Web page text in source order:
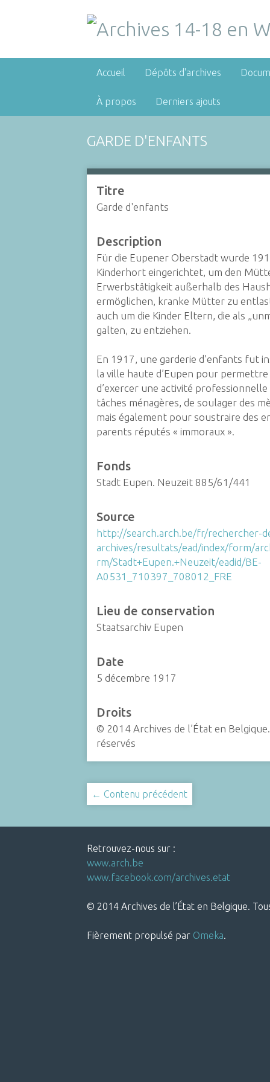
Accueil Dépôts d'archives
À propos Derniers ajouts
GARDE D'ENFANTS
Titre
Garde d'enfants
Description
Für die Eupener Oberstadt wurde
Kinderhort eingerichtet, um den
Erwerbstätigkeit außerhalb des
ermöglichen, kranke Mütter zu
auch um die Kinder Eltern, die als
galten, zu entziehen.
En 1917, une garderie d’enfants fut
la ville haute d’Eupen pour permettre
d’exercer une activité professionnelle
tâches ménagères, de soulager des
mais également pour soustraire des
parents réputés « immoraux ».
Fonds
Stadt Eupen. Neuzeit 885/61/441
Source
http://search.arch.be/fr/rechercher-
archives/resultats/ead/index/form/
rm/Stadt+Eupen.+Neuzeit/eadid/BE-
A0531_710397_708012_FRE
Lieu de conservation
Staatsarchiv Eupen
Date
5 décembre 1917
Droits
© 2014 Archives de l’État en
réservés
← Contenu précédent
Retrouvez-nous sur :
www.arch.be
www.facebook.com/archives.etat
© 2014 Archives de l’État en Belgique.
Fièrement propulsé par Omeka.